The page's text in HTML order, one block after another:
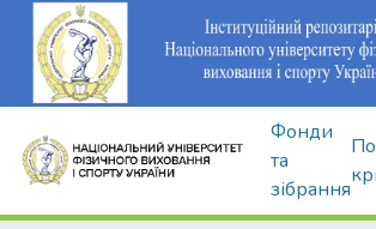
Фонди
та
зібрання